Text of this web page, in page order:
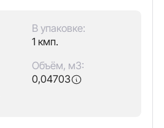
В упаковке:
1 кмп.
Объём, м3:
0,04703